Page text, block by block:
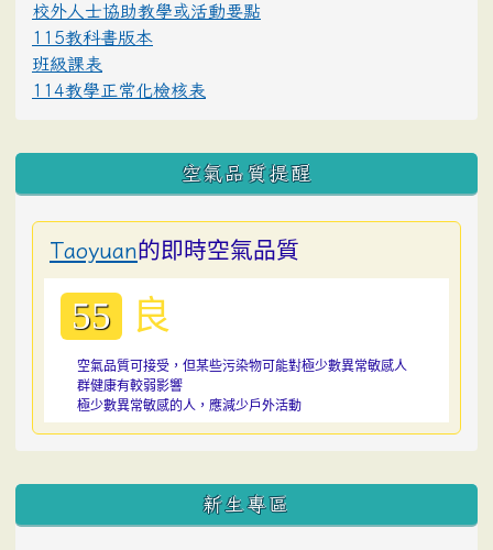
校外人士協助教學或活動要點
115教科書版本
班級課表
114教學正常化檢核表
空氣品質提醒
Taoyuan的即時空氣品質
55 良
空氣品質可接受，但某些污染物可能對極少數異常敏感人
群健康有較弱影響
極少數異常敏感的人，應減少戶外活動
:::
新生專區